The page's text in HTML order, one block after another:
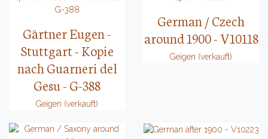
Gärtner Eugen -
Stuttgart - Kopie
nach Guarneri del
Gesu - G-388
Geigen (verkauft)
German / Czech
around 1900 - V10118
Geigen (verkauft)